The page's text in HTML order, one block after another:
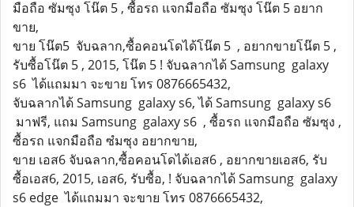
มือถือ ซัมซุง โน๊ต 5 , ซื้อรถ แจกมือถือ ซัมซุง โน๊ต 5 อยาก
ขาย,
ขาย โน๊ต5 จับฉลาก,ซื้อคอนโดได้โน๊ต 5 , อยากขายโน๊ต 5 ,
รับซื้อโน๊ต 5 , 2015, โน๊ต 5 ! จับฉลากได้ Samsung galaxy
s6 ได้แถมมา จะขาย โทร 0876665432,
จับฉลากได้ Samsung galaxy s6, ได้ Samsung galaxy s6
มาฟรี, แถม Samsung galaxy s6 , ซื้อรถ แจกมือถือ ซัมซุง ,
ซื้อรถ แจกมือถือ ซํมซุง อยากขาย,
ขาย เอส6 จับฉลาก,ซื้อคอนโดได้เอส6 , อยากขายเอส6, รับ
ซื้อเอส6, 2015, เอส6, รับซื้อ, ! จับฉลากได้ Samsung galaxy
s6 edge ได้แถมมา จะขาย โทร 0876665432,